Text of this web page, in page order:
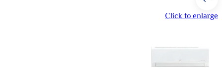
Click to enlarge